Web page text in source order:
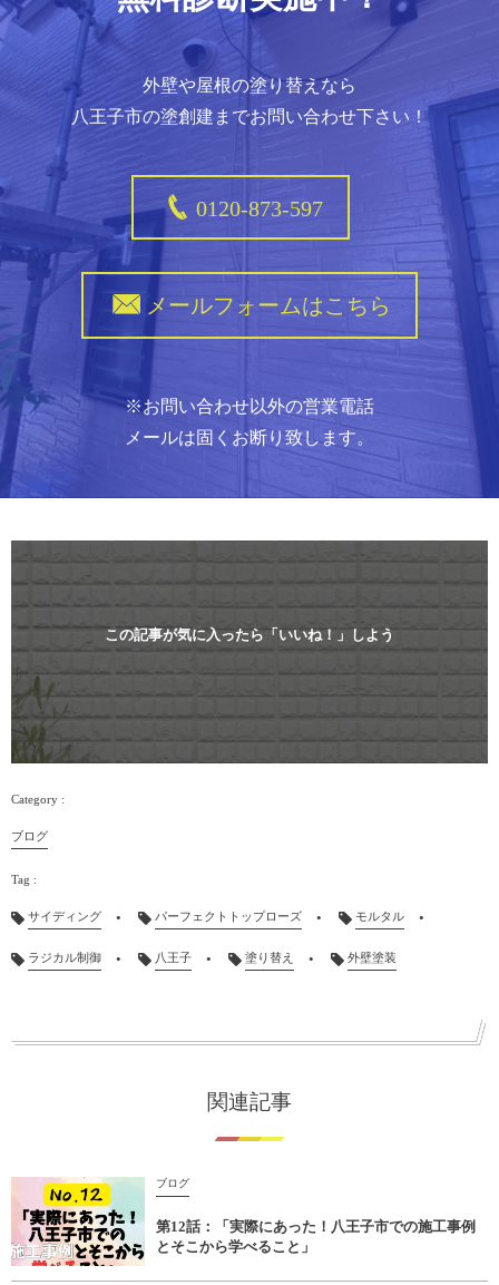
外壁や屋根の塗り替えなら
八王子市の塗創建までお問い合わせ下さい！
0120-873-597
メールフォームはこちら
※お問い合わせ以外の営業電話
メールは固くお断り致します。
この記事が気に入ったら「いいね！」しよう
ブログ
サイディング パーフェクトトップローズ モルタル
ラジカル制御 八王子 塗り替え 外壁塗装
関連記事
ブログ
第12話：「実際にあった！八王子市での施工事例
とそこから学べること」